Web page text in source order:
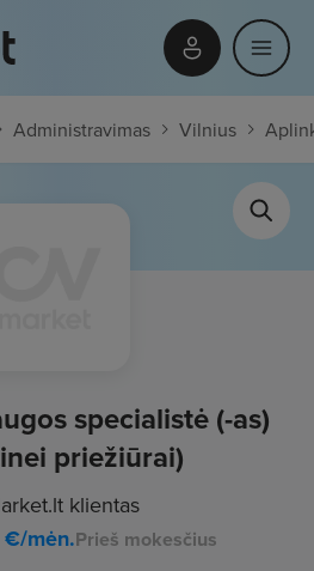
Administravimas Vilnius
specialistė (-as)
priežiūrai)
klientas
€/mėn.Prieš mokesčius